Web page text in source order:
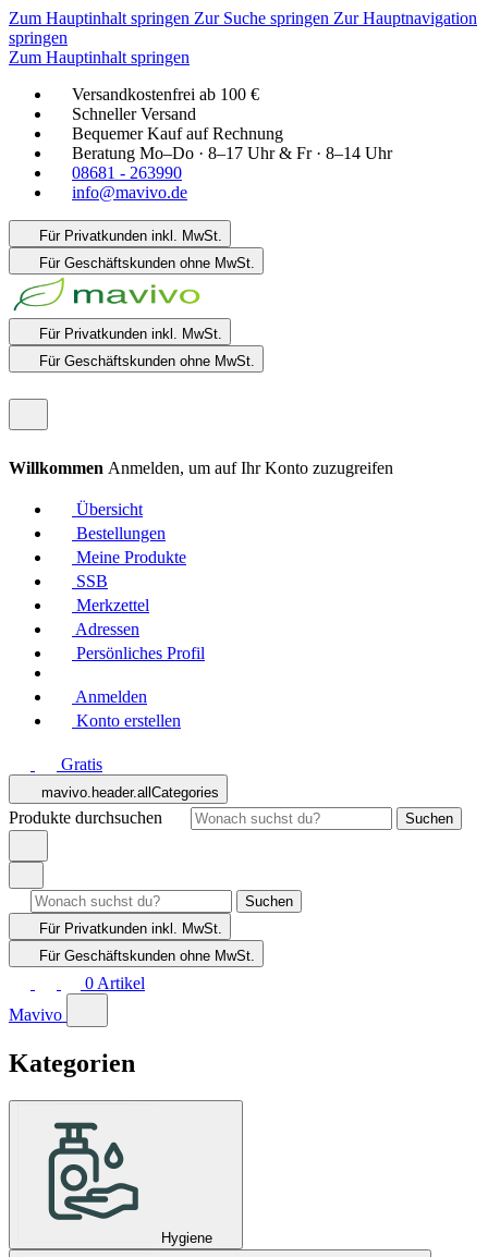
Zum Hauptinhalt springen Zur Suche springen Zur Hauptnavigation
springen
Zum Hauptinhalt springen
Versandkostenfrei ab 100 €
Schneller Versand
Bequemer Kauf auf Rechnung
Beratung Mo–Do · 8–17 Uhr & Fr · 8–14 Uhr
08681 - 263990
info@mavivo.de
Für Privatkunden inkl. MwSt.
Für Geschäftskunden ohne MwSt.
Für Privatkunden inkl. MwSt.
Für Geschäftskunden ohne MwSt.
Willkommen Anmelden, um auf Ihr Konto zuzugreifen
Übersicht
Bestellungen
Meine Produkte
SSB
Merkzettel
Adressen
Persönliches Profil
Anmelden
Konto erstellen
Gratis
mavivo.header.allCategories
Produkte durchsuchen Suchen
Suchen
Für Privatkunden inkl. MwSt.
Für Geschäftskunden ohne MwSt.
0 Artikel
Mavivo
Kategorien
Hygiene